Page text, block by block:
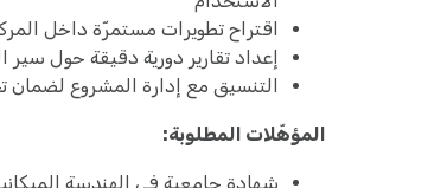
اقتراح تطويرات مستمرّة داخل
إعداد تقارير دورية دقيقة حول سير
التنسيق مع إدارة المشروع لضمان
المؤهّلات المطلوبة:
شهادة جامعية في الهندسة